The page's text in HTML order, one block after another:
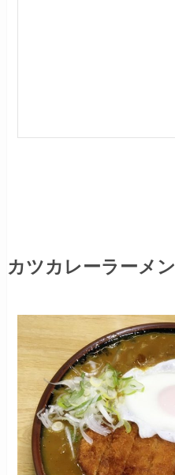
カツカレーラーメン